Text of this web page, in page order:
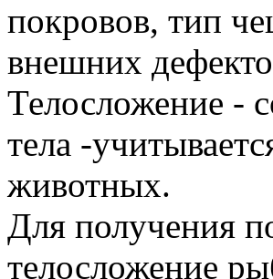
покровов, тип
внешних
Телосложение -
тела -
животных.
Для получения
телосложение